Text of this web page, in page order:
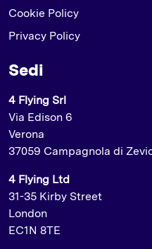
Cookie Policy
Privacy Policy
Sedi
4 Flying Srl
Via Edison 6
Verona
37059 Campagnola di
4 Flying Ltd
31-35 Kirby Street
London
EC1N 8TE